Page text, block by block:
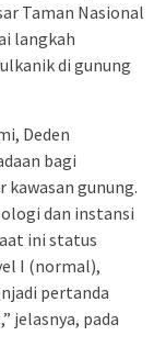
Taman Nasional
langkah
di gunung
Deden
bagi
gunung.
dan instansi
ini status
I (normal),
pertanda
jelasnya, pada